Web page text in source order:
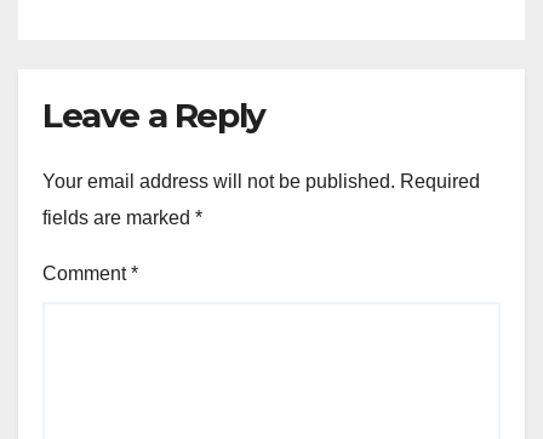
Leave a Reply
Your email address will not be published. Required
fields are marked *
Comment*